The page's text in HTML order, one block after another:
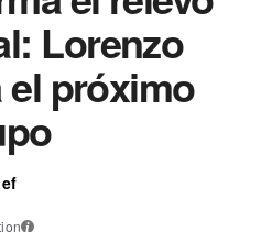
Lorenzo
el próximo
i